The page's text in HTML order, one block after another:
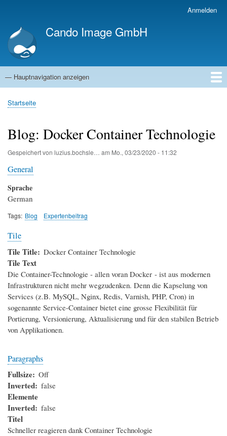
Inhalt
Anmelden
Cando Image GmbH
Hauptnavigation
— Hauptnavigation anzeigen
Startseite
Kompetenzen
Referenzen
Blog
Jobs
Über uns
Pfadnavigation
Startseite
Blog: Docker Container Technologie
Gespeichert von luzius.bochsle… am Mo., 03/23/2020 - 11:32
General
Sprache
German
Tags Blog Expertenbeitrag
Tile
Tile Title
Docker Container Technologie
Tile Text
Die Container-Technologie - allen voran Docker - ist aus modernen
Infrastrukturen nicht mehr wegzudenken. Denn die Kapselung von
Services (z.B. MySQL, Nginx, Redis, Varnish, PHP, Cron) in
sogenannte Service-Container bietet eine grosse Flexibilität für
Portierung, Versionierung, Aktualisierung und für den stabilen Betrieb
von Applikationen.
Paragraphs
Fullsize
Off
Inverted false
Elemente
Inverted
false
Titel
Schneller reagieren dank Container Technologie